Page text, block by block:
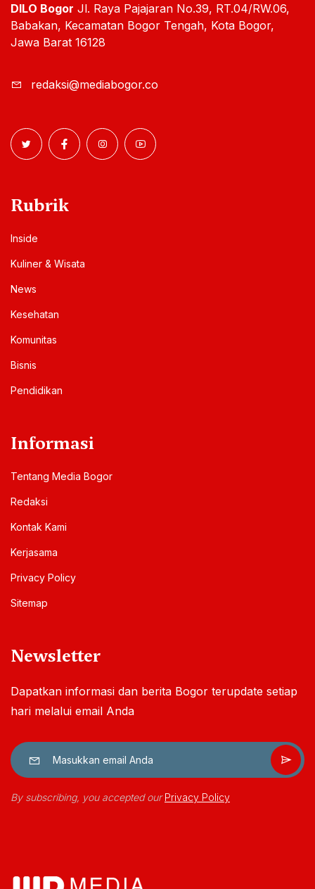
DILO Bogor Jl. Raya Pajajaran No.39, RT.04/RW.06,
Babakan, Kecamatan Bogor Tengah, Kota Bogor,
Jawa Barat 16128
redaksi@mediabogor.co
Rubrik
Inside
Kuliner & Wisata
News
Kesehatan
Komunitas
Bisnis
Pendidikan
Informasi
Tentang Media Bogor
Redaksi
Kontak Kami
Kerjasama
Privacy Policy
Sitemap
Newsletter
Dapatkan informasi dan berita Bogor terupdate setiap
hari melalui email Anda
By subscribing, you accepted ourPrivacy Policy